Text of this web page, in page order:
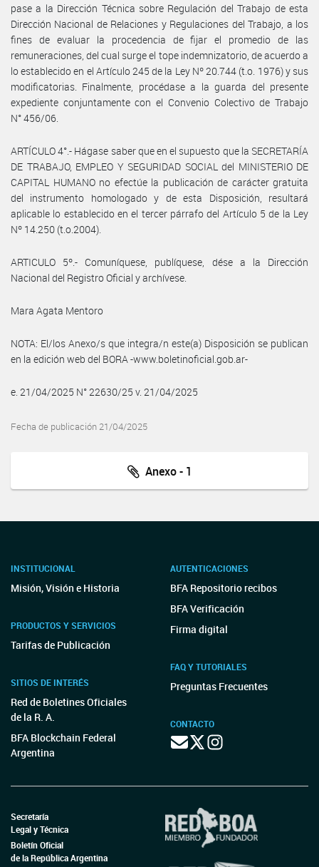
pase a la Dirección Técnica sobre Regulación del Trabajo de esta
Dirección Nacional de Relaciones y Regulaciones del Trabajo, a los
fines de evaluar la procedencia de fijar el promedio de las
remuneraciones, del cual surge el tope indemnizatorio, de acuerdo a
lo establecido en el Artículo 245 de la Ley Nº 20.744 (t.o. 1976) y sus
modificatorias. Finalmente, procédase a la guarda del presente
expediente conjuntamente con el Convenio Colectivo de Trabajo
N° 456/06.
ARTÍCULO 4°.- Hágase saber que en el supuesto que la SECRETARÍA
DE TRABAJO, EMPLEO Y SEGURIDAD SOCIAL del MINISTERIO DE
CAPITAL HUMANO no efectúe la publicación de carácter gratuita
del instrumento homologado y de esta Disposición, resultará
aplicable lo establecido en el tercer párrafo del Artículo 5 de la Ley
Nº 14.250 (t.o.2004).
ARTICULO 5º.- Comuníquese, publíquese, dése a la Dirección
Nacional del Registro Oficial y archívese.
Mara Agata Mentoro
NOTA: El/los Anexo/s que integra/n este(a) Disposición se publican
en la edición web del BORA -www.boletinoficial.gob.ar-
e. 21/04/2025 N° 22630/25 v. 21/04/2025
Fecha de publicación 21/04/2025
Anexo - 1
INSTITUCIONAL
Misión, Visión e Historia
PRODUCTOS Y SERVICIOS
Tarifas de Publicación
SITIOS DE INTERÉS
Red de Boletines Oficiales
de la R. A.
BFA Blockchain Federal
Argentina
AUTENTICACIONES
BFA Repositorio recibos
BFA Verificación
Firma digital
FAQ Y TUTORIALES
Preguntas Frecuentes
CONTACTO
Secretaría
Legal y Técnica
Boletín Oficial
de la República Argentina